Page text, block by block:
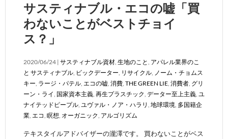
サスティナブル・エコの嘘「買
わないことがベストチョイ
ス？」
2020/06/24 | サスティナブル資材, 生地のこと, アパレル業界のこ
と サスティナブル, ビックデーター, リサイクル, ノーム・チョムス
キー, ラージ・パテル, エコの嘘, 消費, THE GREEN LIE, 消費者, グリ
ーン・ライ, 国家資本主義, 再生プラスチック, データー至上主義, ユ
ナイテッドピープル, ユヴァル・ノア・ハラリ , 地球環境, 多国籍企
業, エコ, 瞑想, オーガニック, アルゴリズム
テキスタイルアドバイザーの瀧澤です。 買わないことがベス